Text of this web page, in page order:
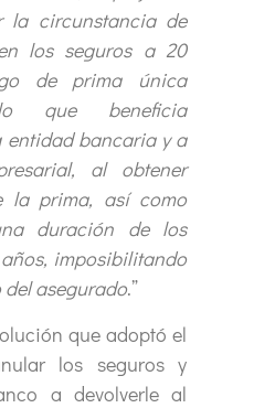
la circunstancia de
los seguros a 20
de prima única
que beneficia
entidad bancaria y a
al obtener
la prima, así como
duración de los
imposibilitando
asegurado.”
que adoptó el
los seguros y
a devolverle al